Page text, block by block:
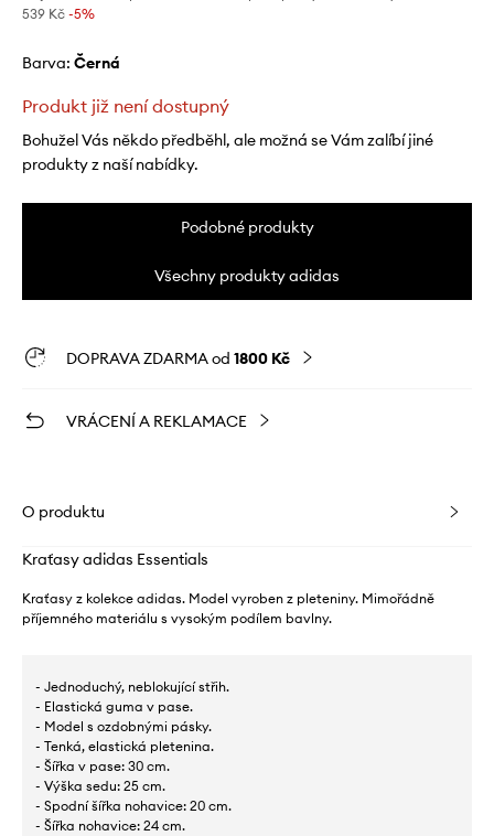
539 Kč -5%
Barva: černá
Produkt již není dostupný
Bohužel Vás někdo předběhl, ale možná se Vám zalíbí jiné
produkty z naší nabídky.
Podobné produkty
Všechny produkty adidas
DOPRAVA ZDARMA od 1800 Kč
VRÁCENÍ A REKLAMACE
O produktu
Kraťasy adidas Essentials
Kraťasy z kolekce adidas. Model vyroben z pleteniny. Mimořádně
příjemného materiálu s vysokým podílem bavlny.
- Jednoduchý, neblokující střih.
- Elastická guma v pase.
- Model s ozdobnými pásky.
- Tenká, elastická pletenina.
- Šířka v pase: 30 cm.
- Výška sedu: 25 cm.
- Spodní šířka nohavice: 20 cm.
- Šířka nohavice: 24 cm.